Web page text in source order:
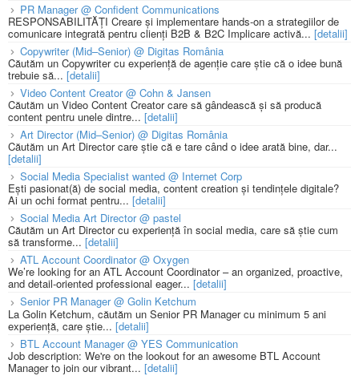
PR Manager @ Confident Communications
RESPONSABILITĂȚI Creare și implementare hands-on a strategiilor de
comunicare integrată pentru clienți B2B & B2C Implicare activă... [detalii]
Copywriter (Mid–Senior) @ Digitas România
Căutăm un Copywriter cu experiență de agenție care știe că o idee bună
trebuie să... [detalii]
Video Content Creator @ Cohn & Jansen
Căutăm un Video Content Creator care să gândească și să producă
content pentru unele dintre... [detalii]
Art Director (Mid–Senior) @ Digitas România
Căutăm un Art Director care știe că e tare când o idee arată bine, dar...
[detalii]
Social Media Specialist wanted @ Internet Corp
Ești pasionat(ă) de social media, content creation și tendințele digitale?
Ai un ochi format pentru... [detalii]
Social Media Art Director @ pastel
Căutăm un Art Director cu experiență în social media, care să știe cum
să transforme... [detalii]
ATL Account Coordinator @ Oxygen
We’re looking for an ATL Account Coordinator – an organized, proactive,
and detail-oriented professional eager... [detalii]
Senior PR Manager @ Golin Ketchum
La Golin Ketchum, căutăm un Senior PR Manager cu minimum 5 ani
experiență, care știe... [detalii]
BTL Account Manager @ YES Communication
Job description: We're on the lookout for an awesome BTL Account
Manager to join our vibrant... [detalii]